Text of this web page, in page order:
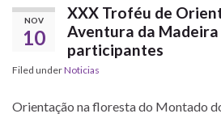
NOV
10
XXX Troféu de
Aventura da Madeira
participantes
Filed underNoticias
Orientação na floresta do Montado